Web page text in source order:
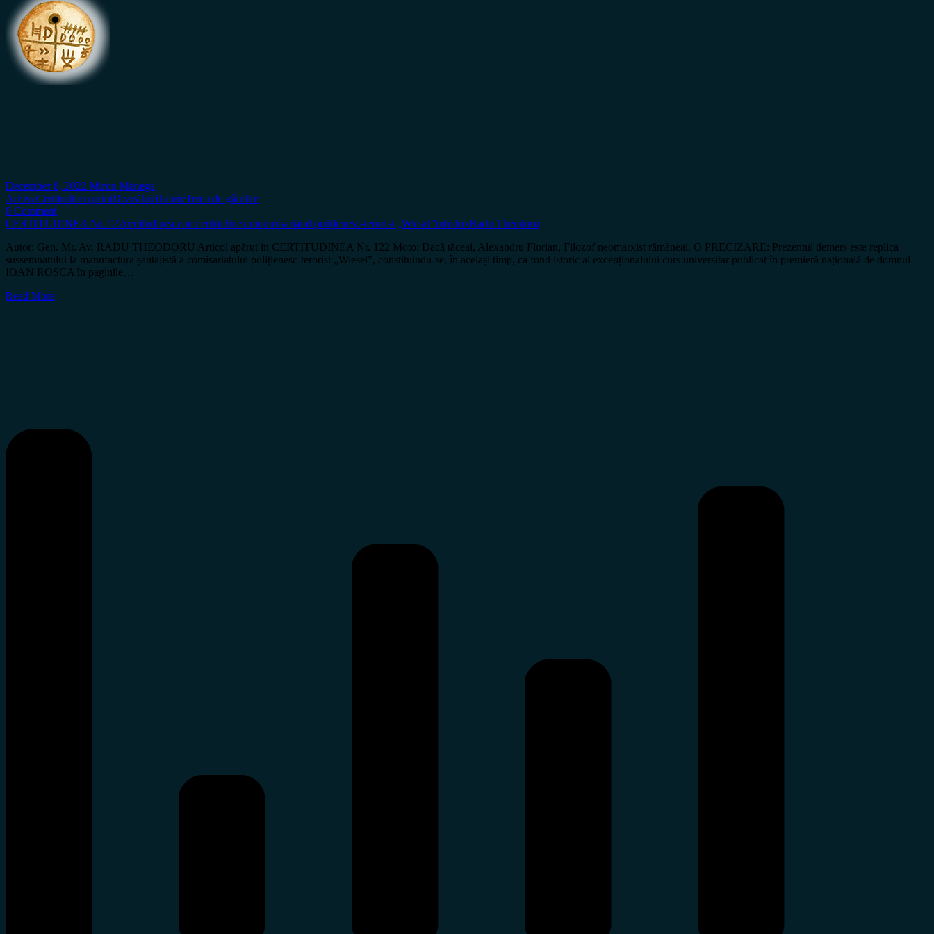
December 8, 2022 Miron Manega
ArhivaCertitudinea printDezvăluiriIstorieTema de gândire
0 Comment
CERTITUDINEA Nr. 122certitudinea.comcertitudinea.rocomisariatul polițienesc-terorist „Wiesel”ortodoxRadu Theodoru
Autor: Gen. Mr. Av. RADU THEODORU Articol apărut în CERTITUDINEA Nr. 122 Moto: Dacă tăceai, Alexandru Florian, Filozof neomarxist rămâneai. O PRECIZARE: Prezentul demers este replica
sussemnatului la manufactura șantajistă a comisariatului polițienesc-terorist „Wiesel”, constituindu-se, în același timp, ca fond istoric al excepționalului curs universitar publicat în premieră națională de domnul
IOAN ROȘCA în paginile…
Read More